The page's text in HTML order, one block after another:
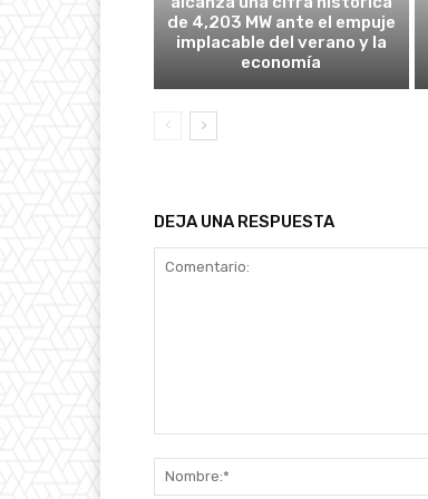
de 4,203 MW ante el empuje
implacable del verano y la
economía
DEJA UNA RESPUESTA